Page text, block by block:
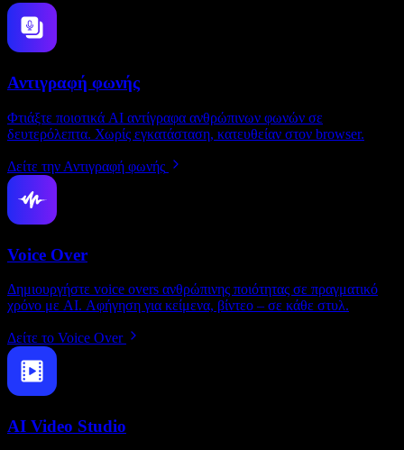
Αντιγραφή φωνής
Φτιάξτε ποιοτικά AI αντίγραφα ανθρώπινων φωνών σε
δευτερόλεπτα. Χωρίς εγκατάσταση, κατευθείαν στον browser.
Δείτε την Αντιγραφή φωνής
Voice Over
Δημιουργήστε voice overs ανθρώπινης ποιότητας σε πραγματικό
χρόνο με AI. Αφήγηση για κείμενα, βίντεο – σε κάθε στυλ.
Δείτε το Voice Over
AI Video Studio